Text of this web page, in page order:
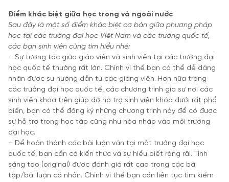
Điểm khác biệt giữa học trong và ngoài nước
Sau đây là một số điểm khác biệt cơ bản giữa phương pháp
học tại các trường đại học Việt Nam và các trường quốc tế,
các bạn sinh viên cùng tìm hiểu nhé:
– Sự tương tác giữa giáo viên và sinh viên tại các trường đại
học quốc tế thường rất lớn. Chính vì thế bạn có thể dễ dàng
nhận được sự hướng dẫn từ các giảng viên. Hơn nữa trong
các trường đại học quốc tế, các chương trình gia sư nơi các
sinh viên khóa trên giúp đỡ hỗ trợ sinh viên khóa dưới rất phổ
biến, bạn có thể đăng ký những chương trình này để có được
sự hỗ trợ trong học tập cũng như hòa nhập vào môi trường
đại học.
– Để hoàn thành các bài luận văn tại môt trường đại học
quốc tế, bạn cần có kiến thức và sự hiểu biết rộng rãi. Tình
sáng tạo (original) được đánh giá rất cao trong các bài
tập/bài luận cá nhân. Chính vì thế bạn cần liên tục tìm kiếm